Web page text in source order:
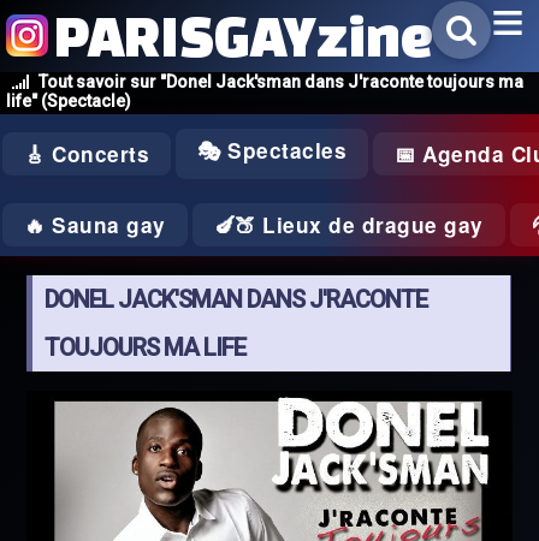
Tout savoir sur "Donel Jack'sman dans J'raconte toujours ma
life" (Spectacle)
PARISGAYzine
🎸 Concerts 🎭 Spectacles 📅 Agenda
🔥 Sauna gay 🍆🍑 Lieux de drague gay
DONEL JACK'SMAN DANS J'RACONTE
TOUJOURS MA LIFE